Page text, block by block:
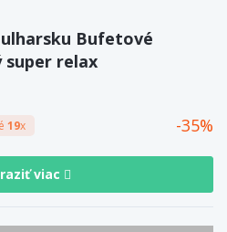
Bufetové
super relax
19x 35
viac